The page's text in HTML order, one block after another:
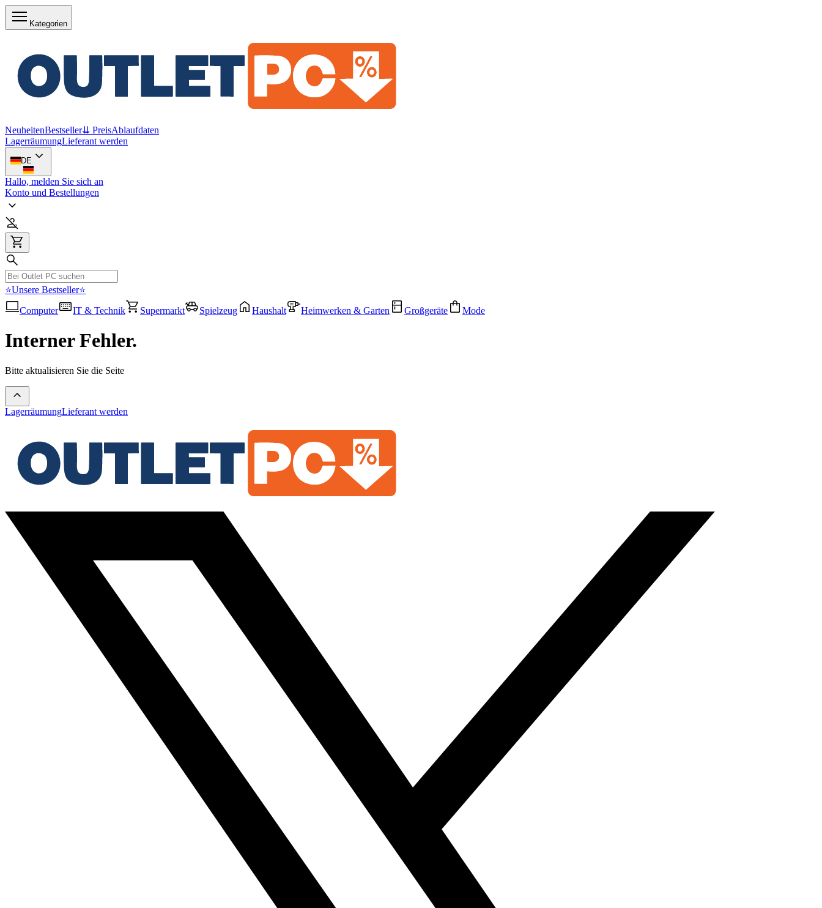
Kategorien
NeuheitenBestseller⇊ PreisAblaufdaten
LagerräumungLieferant werden
DE
Hallo, melden Sie sich an
Konto und Bestellungen
⭐Unsere Bestseller⭐
Computer
IT & Technik Supermarkt Spielzeug Haushalt Heimwerken & Garten Großgeräte Mode
Interner Fehler.
Bitte aktualisieren Sie die Seite
LagerräumungLieferant werden